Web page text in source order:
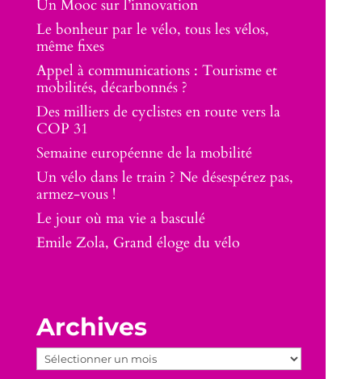
Un Mooc sur l’innovation
Le bonheur par le vélo, tous les vélos,
même fixes
Appel à communications : Tourisme et
mobilités, décarbonnés ?
Des milliers de cyclistes en route vers la
COP 31
Semaine européenne de la mobilité
Un vélo dans le train ? Ne désespérez pas,
armez-vous !
Le jour où ma vie a basculé
Emile Zola, Grand éloge du vélo
Archives
Archives